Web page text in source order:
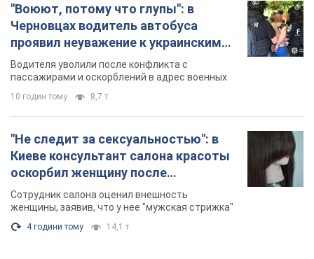
"Воюют, потому что глупы": в
Черновцах водитель автобуса
проявил неуважение к украинским
военным и поплатился за это.
Видео
Водителя уволили после конфликта с
пассажирами и оскорблений в адрес военных
10 годин тому 8,7 т.
"Не следит за сексуальностью": в
Киеве консультант салона красоты
оскорбил женщину после
химиотерапии, разгорелся скандал.
Фото
Сотрудник салона оценил внешность
женщины, заявив, что у нее "мужская стрижка"
4 години тому 14,1 т.